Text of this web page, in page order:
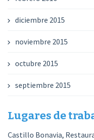
diciembre 2015
noviembre 2015
octubre 2015
septiembre 2015
Lugares de
Castillo Bonavia,